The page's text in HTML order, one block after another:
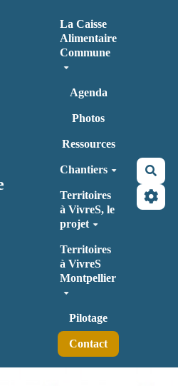
La Caisse
Alimentaire
Commune
Agenda
Photos
Ressources
Chantiers
Territoires
à VivreS, le
projet
Territoires
à VivreS
Montpellier
Pilotage
Contact